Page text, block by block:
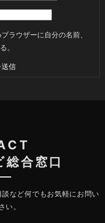
ラウザーに自分の名前、
。
合窓口
など何でもお気軽にお問い
い。